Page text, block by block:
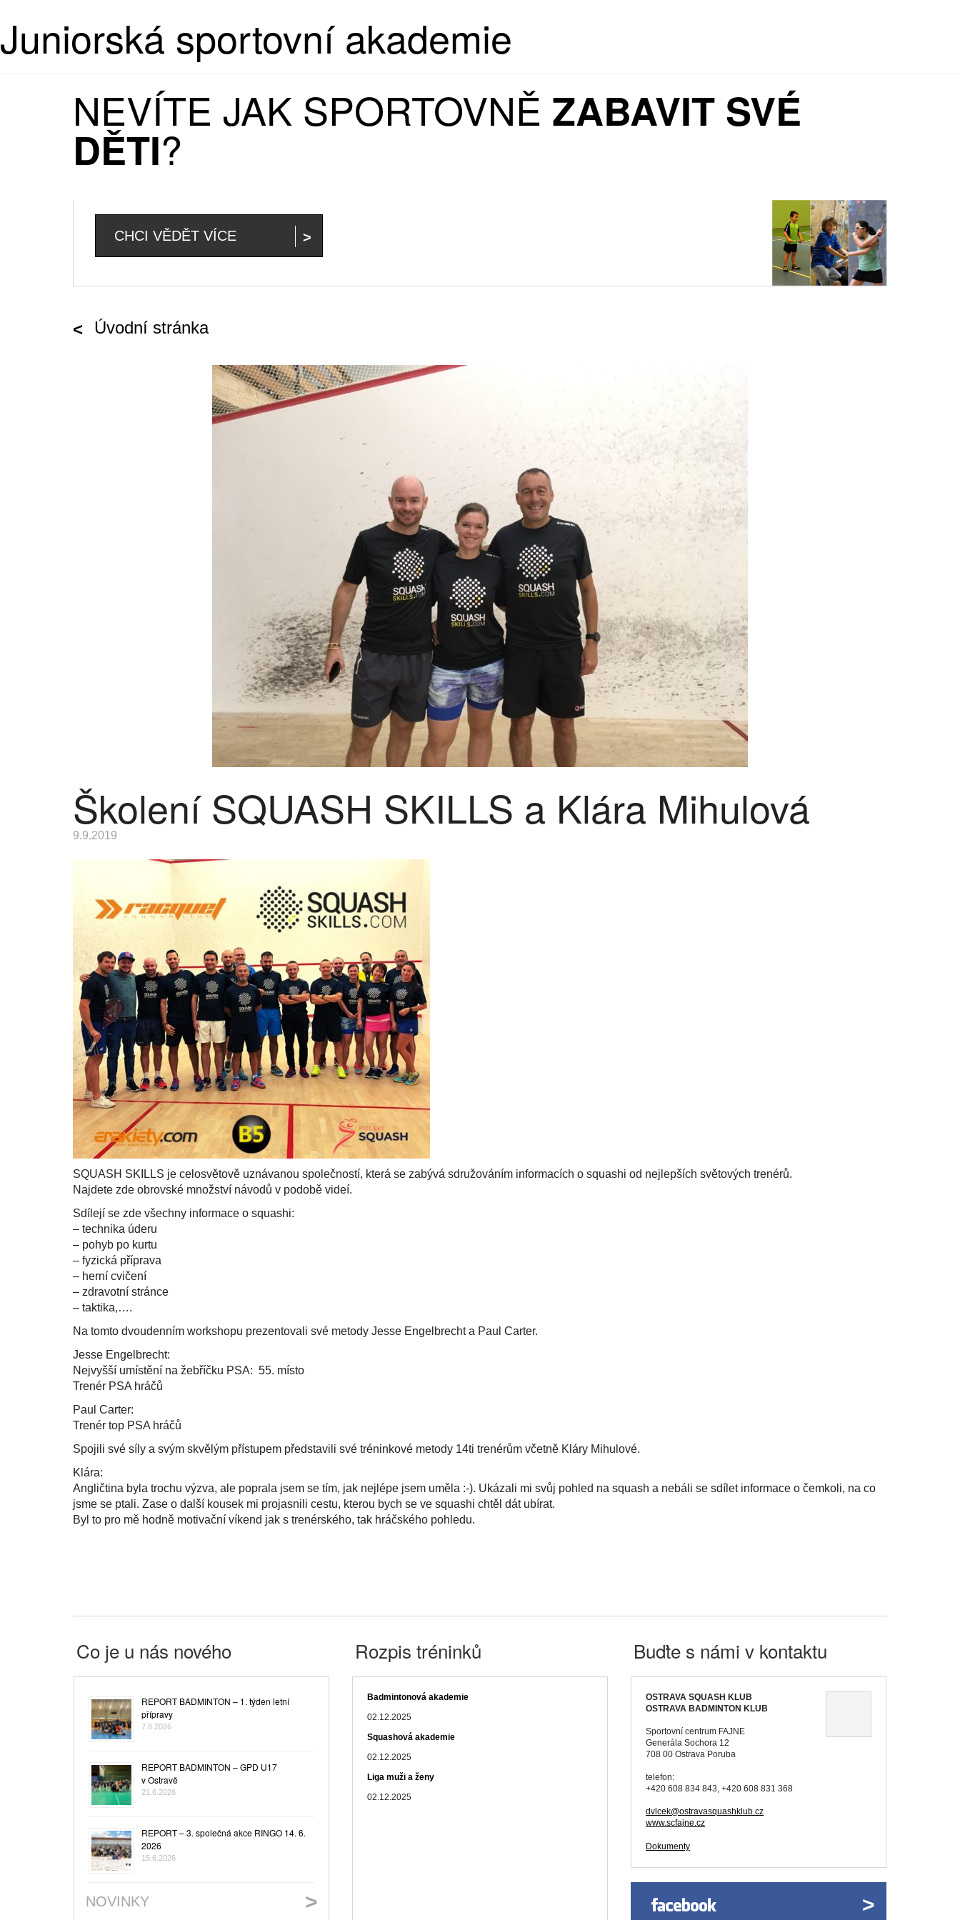
Juniorská sportovní akademie
NEVÍTE JAK SPORTOVNĚ ZABAVIT SVÉ
DĚTI?
CHCI VĚDĚT VÍCE
Úvodní stránka
Školení SQUASH SKILLS a Klára Mihulová
9.9.2019
SQUASH SKILLS je celosvětově uznávanou společností, která se zabývá sdružováním informacích o squashi od nejlepších světových trenérů.
Najdete zde obrovské množství návodů v podobě videí.
Sdílejí se zde všechny informace o squashi:
– technika úderu
– pohyb po kurtu
– fyzická příprava
– herní cvičení
– zdravotní stránce
– taktika,….
Na tomto dvoudenním workshopu prezentovali své metody Jesse Engelbrecht a Paul Carter.
Jesse Engelbrecht:
Nejvyšší umístění na žebříčku PSA: 55. místo
Trenér PSA hráčů
Paul Carter:
Trenér top PSA hráčů
Spojili své síly a svým skvělým přístupem představili své tréninkové metody 14ti trenérům včetně Kláry Mihulové.
Klára:
Angličtina byla trochu výzva, ale poprala jsem se tím, jak nejlépe jsem uměla :-). Ukázali mi svůj pohled na squash a nebáli se sdílet informace o čemkoli, na co
jsme se ptali. Zase o další kousek mi projasnili cestu, kterou bych se ve squashi chtěl dát ubírat.
Byl to pro mě hodně motivační víkend jak s trenérského, tak hráčského pohledu.
Co je u nás nového
REPORT BADMINTON – 1. týden letní
přípravy
7.8.2026
REPORT BADMINTON – GPD U17
v Ostravě
21.6.2026
REPORT – 3. společná akce RINGO 14. 6.
2026
15.6.2026
NOVINKY
Rozpis tréninků
Badmintonová akademie
02.12.2025
Squashová akademie
02.12.2025
Liga muži a ženy
02.12.2025
Buďte s námi v kontaktu
OSTRAVA SQUASH KLUB
OSTRAVA BADMINTON KLUB
Sportovní centrum FAJNE
Generála Sochora 12
708 00 Ostrava Poruba
telefon:
+420 608 834 843, +420 608 831 368
dvlcek@ostravasquashklub.cz
www.scfajne.cz
Dokumenty